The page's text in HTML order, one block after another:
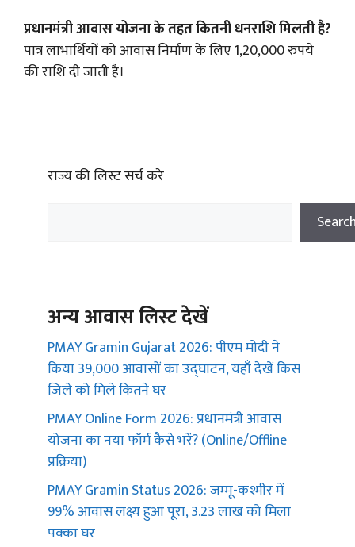
प्रधानमंत्री आवास योजना के तहत कितनी धनराशि मिलती है?
पात्र लाभार्थियों को आवास निर्माण के लिए 1,20,000 रुपये
की राशि दी जाती है।
राज्य की लिस्ट सर्च करे
अन्य आवास लिस्ट देखें
PMAY Gramin Gujarat 2026: पीएम मोदी ने
किया 39,000 आवासों का उद्घाटन, यहाँ देखें किस
ज़िले को मिले कितने घर
PMAY Online Form 2026: प्रधानमंत्री आवास
योजना का नया फॉर्म कैसे भरें? (Online/Offline
प्रक्रिया)
PMAY Gramin Status 2026: जम्मू-कश्मीर में
99% आवास लक्ष्य हुआ पूरा, 3.23 लाख को मिला
पक्का घर